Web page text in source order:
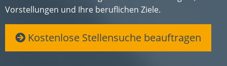
Vorstellungen und Ihre beruflichen Ziele.
Kostenlose Stellensuche beauftragen